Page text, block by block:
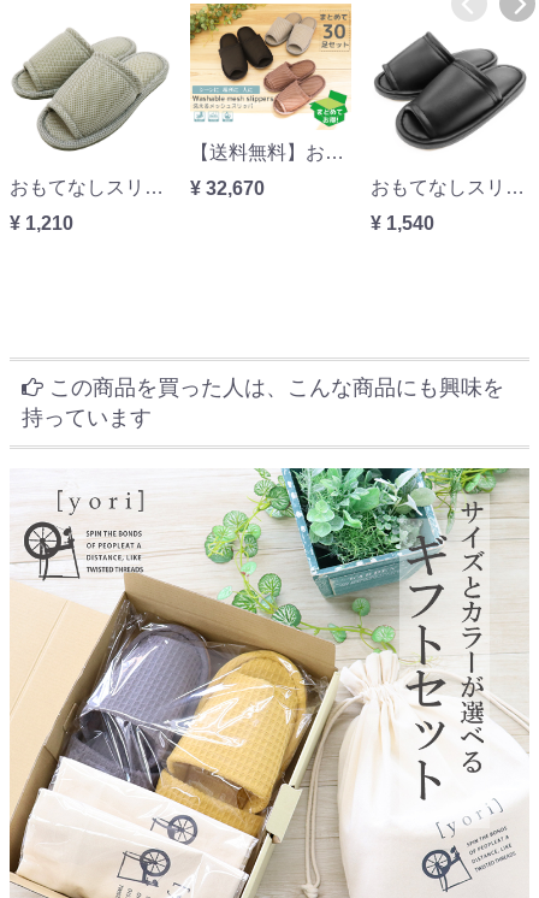
おもてなしスリッパ(業務用) 洗えるメッシュスリッパ
¥ 1,210
【送料無料】おもてなしスリッパ(業務用) 洗えるメッシュスリッパ 30足セット
¥ 32,670
おもてなしスリッパ(業務用) 拭けるビニールスリッパ(スタンダードタイプ)
¥ 1,540
この商品を買った人は、こんな商品にも興味を
持っています